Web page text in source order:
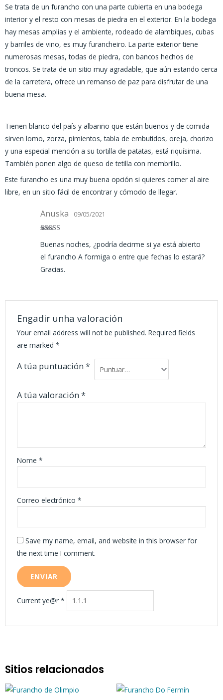
Se trata de un furancho con una parte cubierta en una bodega
interior y el resto con mesas de piedra en el exterior. En la bodega
hay mesas amplias y el ambiente, rodeado de alambiques, cubas
y barriles de vino, es muy furancheiro. La parte exterior tiene
numerosas mesas, todas de piedra, con bancos hechos de
troncos. Se trata de un sitio muy agradable, que aún estando cerca
de la carretera, ofrece un remanso de paz para disfrutar de una
buena mesa.
Tienen blanco del país y albariño que están buenos y de comida
sirven lomo, zorza, pimientos, tabla de embutidos, oreja, chorizo
y una especial mención a su tortilla de patatas, está riquísima.
También ponen algo de queso de tetilla con membrillo.
Este furancho es una muy buena opción si quieres comer al aire
libre, en un sitio fácil de encontrar y cómodo de llegar.
o en3
Anuska 09/05/2021
Buenas noches, ¿podría decirme si ya está abierto
el furancho A formiga o entre que fechas lo estará?
Gracias.
Engadir unha valoración
Your email address will not be published. Required fields
are marked *
A túa puntuación *
A túa valoración *
Nome *
Correo electrónico *
Save my name, email, and website in this browser for
the next time I comment.
Current ye@r *
Sitios relacionados